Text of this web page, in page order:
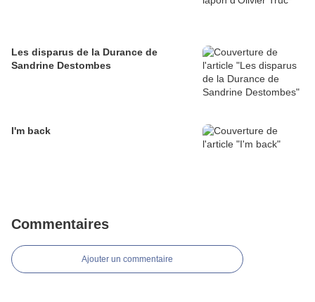
Les disparus de la Durance de
Sandrine Destombes
I'm back
Commentaires
Ajouter un commentaire